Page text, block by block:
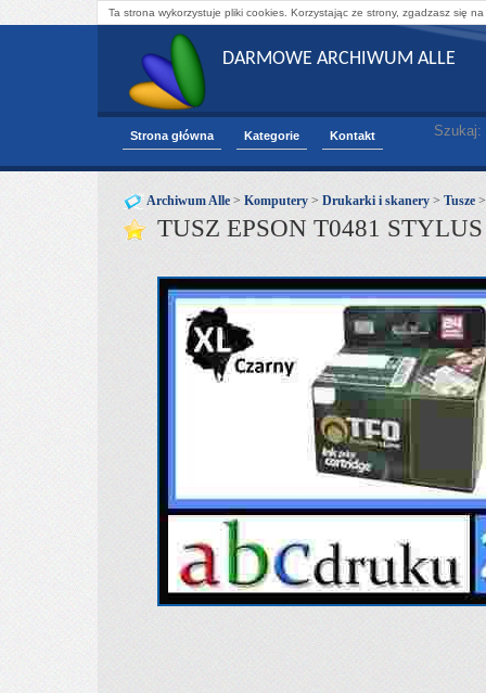
Ta strona wykorzystuje pliki cookies. Korzystając ze strony, zgadzasz się
DARMOWE ARCHIWUM ALLE
Strona główna Kategorie Kontakt Szukaj:
Archiwum Alle > Komputery > Drukarki i skanery > Tusze
TUSZ EPSON T0481